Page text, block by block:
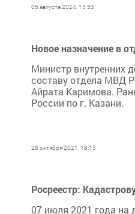
05 августа 2024, 15:53
Новое назначение в
Министр внутренних
составу отдела МВД
Айрата Каримова.
России по г. Казани.
28 октября 2021, 18:15
Росреестр:
07 июля 2021 года на